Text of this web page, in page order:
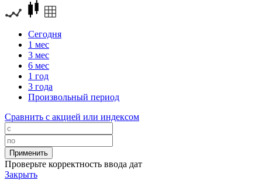
Сегодня
1 мес
3 мес
6 мес
1 год
3 года
Произвольный период
Сравнить с акцией или индексом
Проверьте корректность ввода дат
Закрыть